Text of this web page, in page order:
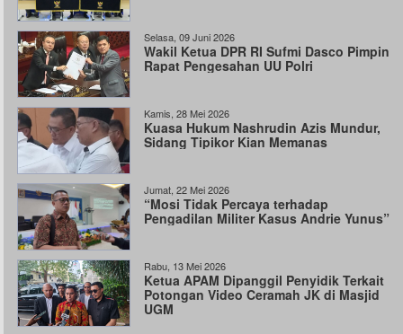
Selasa, 09 Juni 2026
Wakil Ketua DPR RI Sufmi Dasco Pimpin
Rapat Pengesahan UU Polri
Kamis, 28 Mei 2026
Kuasa Hukum Nashrudin Azis Mundur,
Sidang Tipikor Kian Memanas
Jumat, 22 Mei 2026
“Mosi Tidak Percaya terhadap
Pengadilan Militer Kasus Andrie Yunus”
Rabu, 13 Mei 2026
Ketua APAM Dipanggil Penyidik Terkait
Potongan Video Ceramah JK di Masjid
UGM